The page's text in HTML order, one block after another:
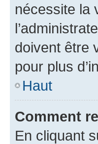
nécessite la
doivent être
pour plus
Haut
Comment
En cliquant